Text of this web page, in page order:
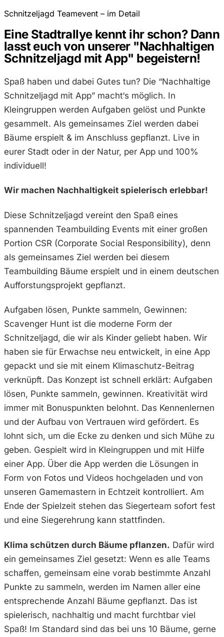
Schnitzeljagd Teamevent – im Detail
Eine Stadtrallye kennt ihr schon? Dann
lasst euch von unserer "Nachhaltigen
Schnitzeljagd mit App" begeistern!
Spaß haben und dabei Gutes tun? Die “Nachhaltige
Schnitzeljagd mit App” macht‘s möglich. In
Kleingruppen werden Aufgaben gelöst und Punkte
gesammelt. Als gemeinsames Ziel werden dabei
Bäume erspielt & im Anschluss gepflanzt. Live in
eurer Stadt oder in der Natur, per App und 100%
individuell!
Wir machen Nachhaltigkeit spielerisch erlebbar!
Diese Schnitzeljagd vereint den Spaß eines
spannenden Teambuilding Events mit einer großen
Portion CSR (Corporate Social Responsibility), denn
als gemeinsames Ziel werden bei diesem
Teambuilding Bäume erspielt und in einem deutschen
Aufforstungsprojekt gepflanzt.
Aufgaben lösen, Punkte sammeln, Gewinnen:
Scavenger Hunt ist die moderne Form der
Schnitzeljagd, die wir als Kinder geliebt haben. Wir
haben sie für Erwachse neu entwickelt, in eine App
gepackt und sie mit einem Klimaschutz-Beitrag
verknüpft. Das Konzept ist schnell erklärt: Aufgaben
lösen, Punkte sammeln, gewinnen. Kreativität wird
immer mit Bonuspunkten belohnt. Das Kennenlernen
und der Aufbau von Vertrauen wird gefördert. Es
lohnt sich, um die Ecke zu denken und sich Mühe zu
geben. Gespielt wird in Kleingruppen und mit Hilfe
einer App. Über die App werden die Lösungen in
Form von Fotos und Videos hochgeladen und von
unseren Gamemastern in Echtzeit kontrolliert. Am
Ende der Spielzeit stehen das Siegerteam sofort fest
und eine Siegerehrung kann stattfinden.
Klima schützen durch Bäume pflanzen. Dafür wird
ein gemeinsames Ziel gesetzt: Wenn es alle Teams
schaffen, gemeinsam eine vorab bestimmte Anzahl
Punkte zu sammeln, werden im Namen aller eine
entsprechende Anzahl Bäume gepflanzt. Das ist
spielerisch, nachhaltig und macht furchtbar viel
Spaß! Im Standard sind das bei uns 10 Bäume, gerne